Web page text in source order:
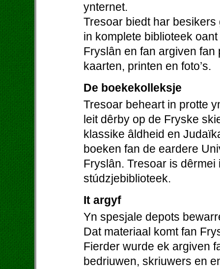
ynternet.
Tresoar biedt har
in komplete biblioteek
Fryslân en fan argiven
kaarten, printen en foto’s.
De boekekolleksje
Tresoar beheart in protte
leit dêrby op de Fryske
klassike âldheid en
boeken fan de eardere
Fryslân. Tresoar is
stúdzjebiblioteek.
It argyf
Yn spesjale depots
Dat materiaal komt fan
Fierder wurde ek argiven
bedriuwen, skriuwers en